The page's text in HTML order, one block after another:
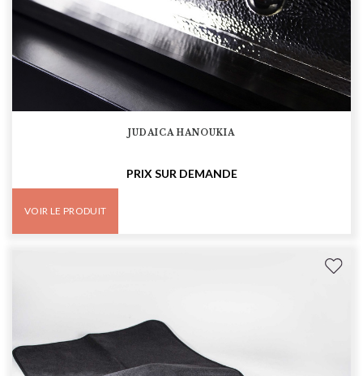
JUDAÏCA HANOUKÏA
PRIX SUR DEMANDE
VOIR LE PRODUIT